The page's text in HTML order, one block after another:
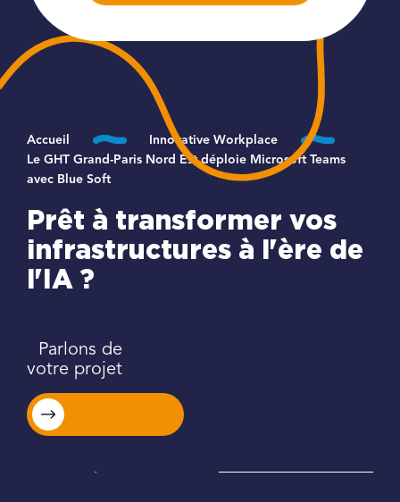
Accueil
Innovative Workplace
Le GHT Grand-Paris Nord Est déploie Microsoft Teams
avec Blue Soft
Prêt à transformer vos
infrastructures à l'ère de
l'IA ?
Parlons de
votre projet